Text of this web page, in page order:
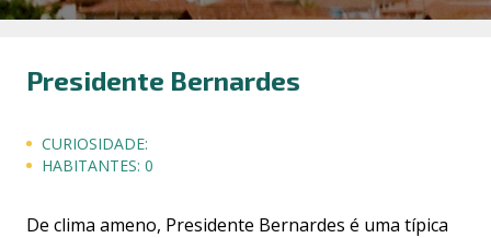
Presidente Bernardes
CURIOSIDADE:
HABITANTES: 0
De clima ameno, Presidente Bernardes é uma típica